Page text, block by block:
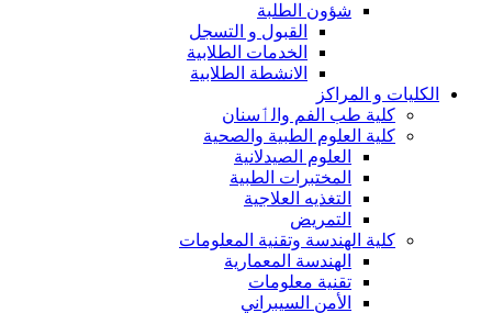
شؤون الطلبة
القبول و التسجل
الخدمات الطلابية
الانشطة الطلابية
الكليات و المراكز
كلية طب الفم والٲسنان
كلية العلوم الطبية والصحية
العلوم الصيدلانية
المختبرات الطبية
التغذيه العلاجية
التمريض
كلية الهندسة وتقنية المعلومات
الهندسة المعمارية
تقنية معلومات
الأمن السيبراني